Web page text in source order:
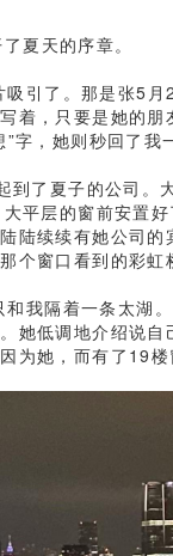
夏天的序章。
引了。那是张5月
着，只要是她的
字，她则秒回了我
到了夏子的公司。
平层的窗前安置
陆续续有她公司
个窗口看到的彩
我隔着一条太湖
她低调地介绍说
为她，而有了19